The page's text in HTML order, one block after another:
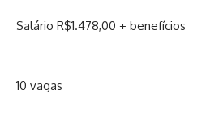
Salário R$1.478,00 + benefícios
10 vagas